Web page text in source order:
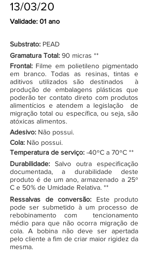
13/03/20
Validade: 01 ano
Substrato: PEAD
Gramatura Total: 90 micras **
Frontal: Filme em polietileno pigmentado
em branco. Todas as resinas, tintas e
aditivos utilizados são destinados à
produção de embalagens plásticas que
poderão ter contato direto com produtos
alimentícios e atendem a legislação de
migração total ou específica, ou seja, são
atóxicas alimentos.
Adesivo: Não possui.
Cola: Não possui.
Temperatura de serviço: -40ºC a 70ºC **
Durabilidade: Salvo outra especificação
documentada, a durabilidade deste
produto é de um ano, armazenado a 25º
C e 50% de Umidade Relativa. **
Ressalvas de conversão: Este produto
pode ser submetido à um processo de
rebobinamento com tencionamento
médio para que não ocorra migração de
cola. A bobina não deve ser apertada
pelo cliente a fim de criar maior rigidez da
mesma.